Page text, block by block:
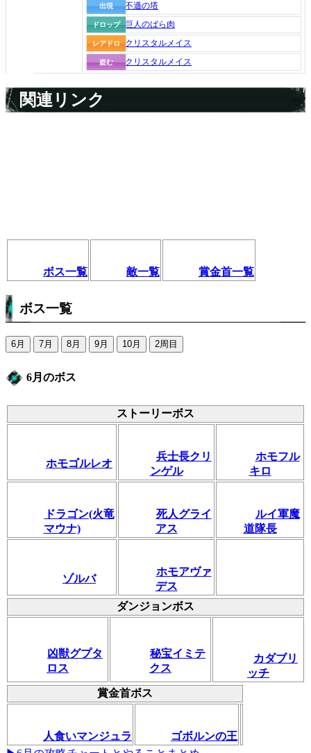
出現 不遜の塔
ドロップ 巨人のばら肉
レアドロ クリスタルメイス
盗む クリスタルメイス
関連リンク
ボス一覧 敵一覧 賞金首一覧
ボス一覧
6月 7月 8月 9月 10月 2周目
6月のボス
ストーリーボス
ホモゴルレオ
兵士長クリ
ンゲル
ホモフル
キロ
ドラゴン(火竜
マウナ)
死人グライ
アス
ルイ軍魔
道隊長
ゾルバ
ホモアヴァ
デス
ダンジョンボス
凶獣グプタ
ロス
秘宝イミテ
クス
カダブリ
ッチ
賞金首ボス
人食いマンジュラ
ゴボルンの王